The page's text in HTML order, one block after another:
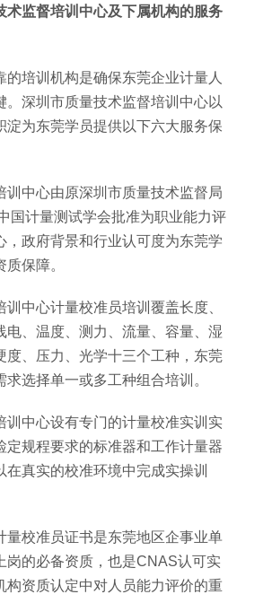
术监督培训中心及下属机构的服务
的培训机构是确保东莞企业计量人
。深圳市质量技术监督培训中心以
淀为东莞学员提供以下六大服务保
训中心由原深圳市质量技术监督局
国计量测试学会批准为职业能力评
，政府背景和行业认可度为东莞学
保障。
训中心计量校准员培训覆盖长度、
电、温度、测力、流量、容量、湿
度、压力、光学十三个工种，东莞
选择单一或多工种组合培训。
训中心设有专门的计量校准实训实
定规程要求的标准器和工作计量器
在真实的校准环境中完成实操训
量校准员证书是东莞地区企事业单
岗的必备资质，也是CNAS认可实
构资质认定中对人员能力评价的重